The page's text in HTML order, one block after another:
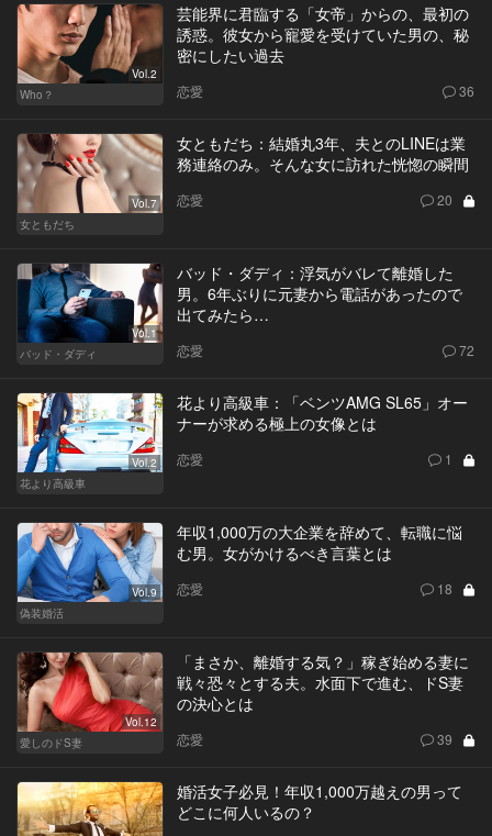
Vol.2
Who？
芸能界に君臨する「女帝」からの、最初の
誘惑。彼女から寵愛を受けていた男の、秘
密にしたい過去
恋愛 36
Vol.7
女ともだち
女ともだち：結婚丸3年、夫とのLINEは業
務連絡のみ。そんな女に訪れた恍惚の瞬間
恋愛 20
Vol.1
バッド・ダディ
バッド・ダディ：浮気がバレて離婚した
男。6年ぶりに元妻から電話があったので
出てみたら…
恋愛 72
Vol.2
花より高級車
花より高級車：「ベンツAMG SL65」オー
ナーが求める極上の女像とは
恋愛 1
Vol.9
偽装婚活
年収1,000万の大企業を辞めて、転職に悩
む男。女がかけるべき言葉とは
恋愛 18
Vol.12
愛しのドS妻
「まさか、離婚する気？」稼ぎ始める妻に
戦々恐々とする夫。水面下で進む、ドS妻
の決心とは
恋愛 39
婚活女子必見！年収1,000万越えの男って
どこに何人いるの？